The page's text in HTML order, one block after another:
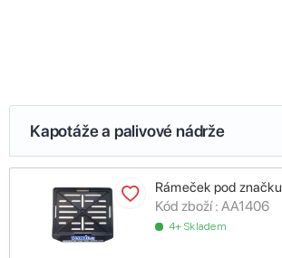
Kapotáže a palivové nádrže
Rámeček pod značku
Kód zboží : AA1406
4+ Skladem